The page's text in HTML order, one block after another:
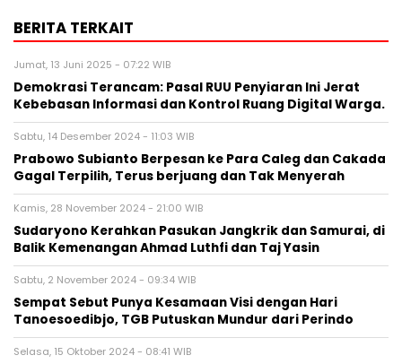
BERITA TERKAIT
Jumat, 13 Juni 2025 - 07:22 WIB
Demokrasi Terancam: Pasal RUU Penyiaran Ini Jerat
Kebebasan Informasi dan Kontrol Ruang Digital Warga.
Sabtu, 14 Desember 2024 - 11:03 WIB
Prabowo Subianto Berpesan ke Para Caleg dan Cakada
Gagal Terpilih, Terus berjuang dan Tak Menyerah
Kamis, 28 November 2024 - 21:00 WIB
Sudaryono Kerahkan Pasukan Jangkrik dan Samurai, di
Balik Kemenangan Ahmad Luthfi dan Taj Yasin
Sabtu, 2 November 2024 - 09:34 WIB
Sempat Sebut Punya Kesamaan Visi dengan Hari
Tanoesoedibjo, TGB Putuskan Mundur dari Perindo
Selasa, 15 Oktober 2024 - 08:41 WIB